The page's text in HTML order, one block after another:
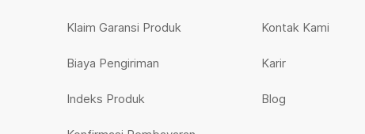
Klaim Garansi Produk
Biaya Pengiriman
Indeks Produk
Kontak Kami
Karir
Blog